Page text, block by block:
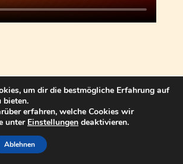
, 1 views today
Thomas Kuhn Satteldorf
um dir die bestmögliche Erfahrung auf
bieten.
erfahren, welche Cookies wir
unter Einstellungen deaktivieren.
Ablehnen